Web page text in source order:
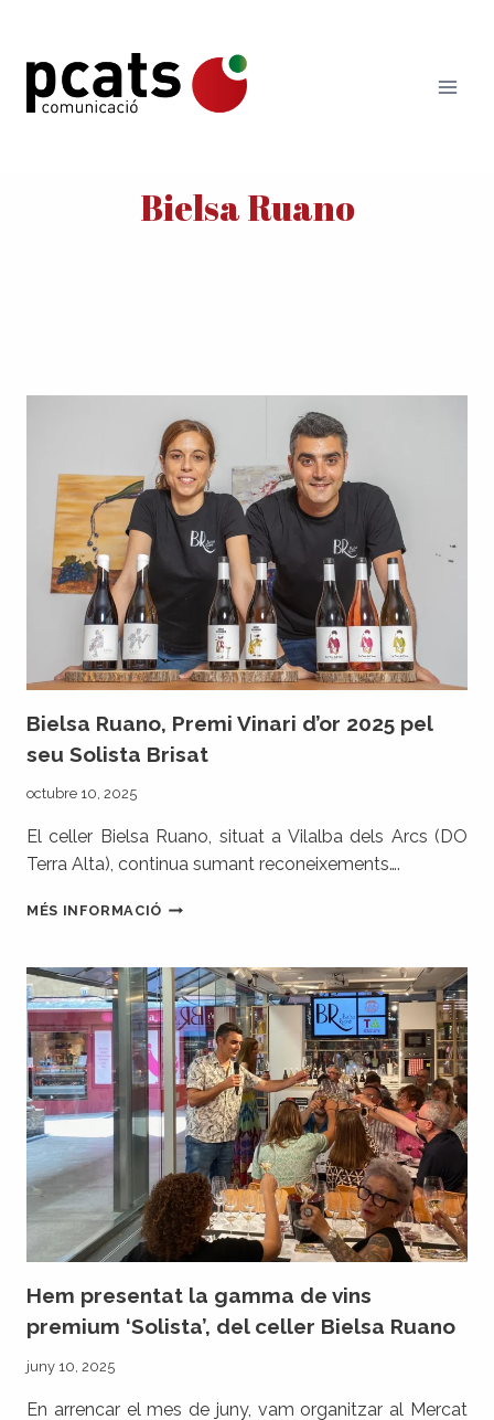
contingut
Bielsa Ruano
Bielsa Ruano, Premi Vinari d’or 2025 pel
seu Solista Brisat
octubre 10, 2025
El celler Bielsa Ruano, situat a Vilalba dels Arcs (DO
Terra Alta), continua sumant reconeixements….
MÉS INFORMACIÓBIELSA
VINARI
D’OR
2025
PEL
SEU
SOLISTA
BRISAT
Hem presentat la gamma de vins
premium ‘Solista’, del celler Bielsa Ruano
juny 10, 2025
En arrencar el mes de juny, vam organitzar al Mercat